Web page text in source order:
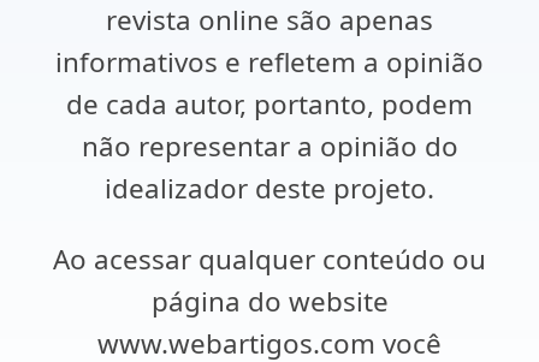
revista online são apenas
informativos e refletem a opinião
de cada autor, portanto, podem
não representar a opinião do
idealizador deste projeto.
Ao acessar qualquer conteúdo ou
página do website
www.webartigos.com você